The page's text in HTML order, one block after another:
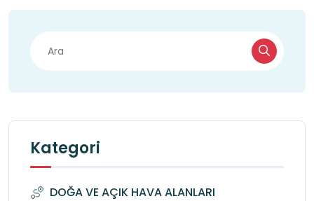
Kategori
DOĞA VE AÇIK HAVA ALANLARI